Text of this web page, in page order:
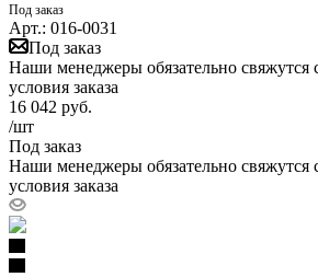
Под заказ
Арт.: 016-0031
Под заказ
Наши менеджеры обязательно свяжутся
условия заказа
16 042 руб.
/шт
Под заказ
Наши менеджеры обязательно свяжутся
условия заказа